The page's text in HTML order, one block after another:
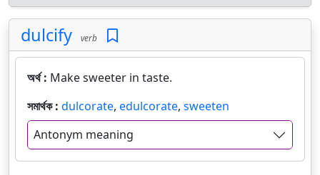
dulcify verb
অর্থ : Make sweeter in taste.
সমার্থক : dulcorate, edulcorate, sweeten
Antonym meaning